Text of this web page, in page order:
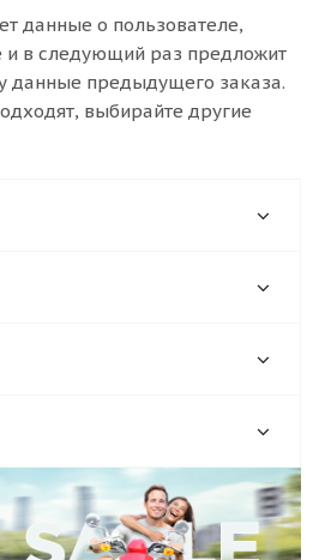
данные о пользователе,
в следующий раз предложит
данные предыдущего заказа.
выбирайте другие